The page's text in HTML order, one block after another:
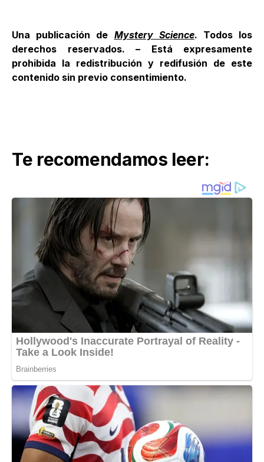
Una publicación de Mystery Science. Todos los
derechos reservados. – Está expresamente
prohibida la redistribución y redifusión de este
contenido sin previo consentimiento.
Te recomendamos leer: